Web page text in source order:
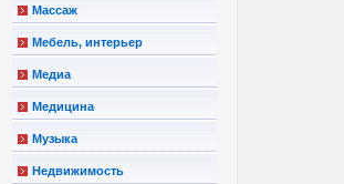
Массаж
Мебель, интерьер
Медиа
Медицина
Музыка
Недвижимость